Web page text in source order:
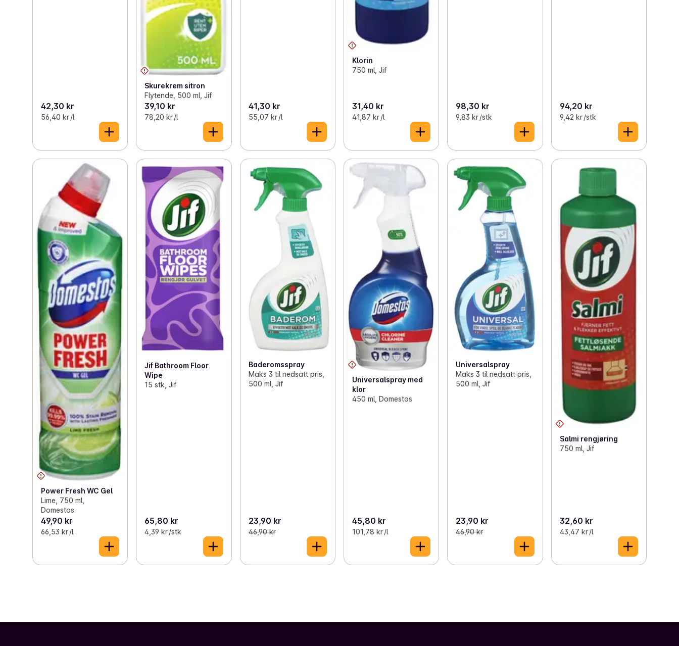
42,30 kr
56,40 kr /l
Skurekrem sitron
Flytende, 500 ml, Jif
39,10 kr
78,20 kr /l
41,30 kr
55,07 kr /l
Klorin
750 ml, Jif
31,40 kr
41,87 kr /l
98,30 kr
9,83 kr /stk
94,20 kr
9,42 kr /stk
Power Fresh WC Gel
Lime, 750 ml,
Domestos
49,90 kr
66,53 kr /l
Jif Bathroom Floor
Wipe
15 stk, Jif
65,80 kr
4,39 kr /stk
Baderomsspray
Maks 3 til nedsatt pris,
500 ml, Jif
23,90 kr
46,90 kr
Universalspray med
klor
450 ml, Domestos
45,80 kr
101,78 kr /l
Universalspray
Maks 3 til nedsatt pris,
500 ml, Jif
23,90 kr
46,90 kr
Salmi rengjøring
750 ml, Jif
32,60 kr
43,47 kr /l